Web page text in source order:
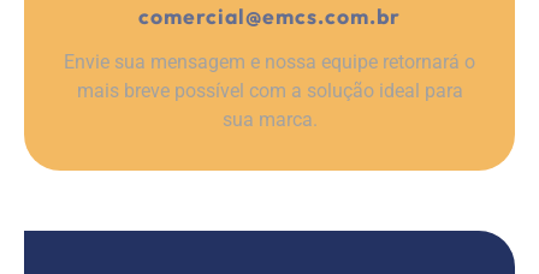
comercial@emcs.com.br
Envie sua mensagem e nossa equipe retornará o
mais breve possível com a solução ideal para
sua marca.